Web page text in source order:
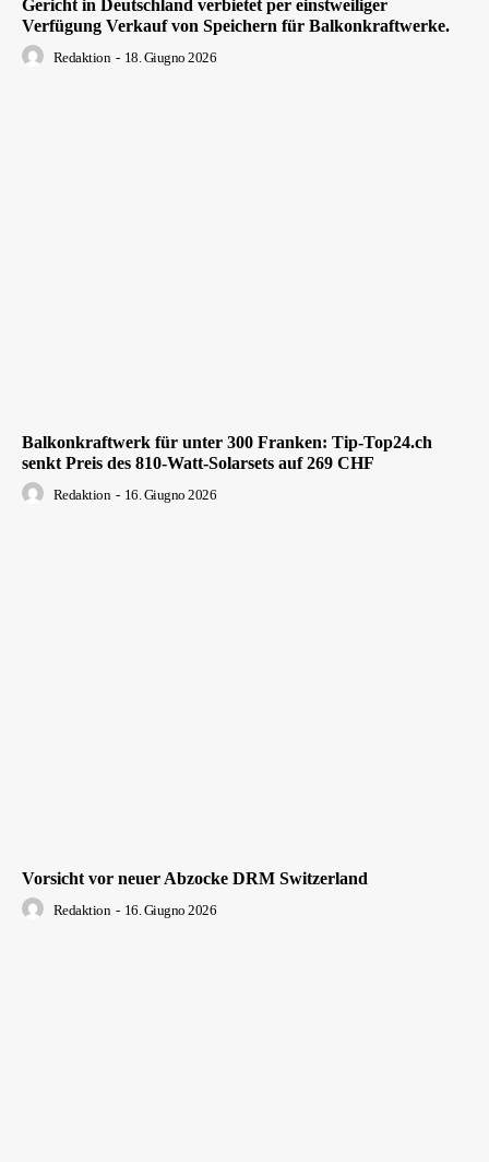
Gericht in Deutschland verbietet per einstweiliger
Verfügung Verkauf von Speichern für Balkonkraftwerke.
Redaktion - 18. Giugno 2026
Balkonkraftwerk für unter 300 Franken: Tip-Top24.ch
senkt Preis des 810-Watt-Solarsets auf 269 CHF
Redaktion - 16. Giugno 2026
Vorsicht vor neuer Abzocke DRM Switzerland
Redaktion - 16. Giugno 2026